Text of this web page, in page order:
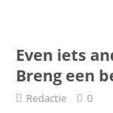
Even iets
Breng een
Redactie 0